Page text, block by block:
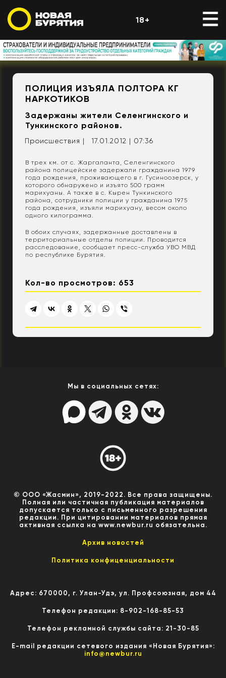
18+
ПОЛИЦИЯ ИЗЪЯЛА ПОЛТОРА КГ
НАРКОТИКОВ
Задержаны жители Селенгинского и
Тункинского районов.
Происшествия | 17.01.2012 | 07:36
В трех км. от с. Жаргаланта, Селенгинского
района полицейские задержали гражданина 1979
года рождения, проживающего в г. Гусиноозерск, у
которого обнаружено и изъято 500 грамм
марихуаны. А также в с. Кырен Тункинского
района, сотрудники полиции у гражданина 1975
года рождения, изъяли марихуану, весом около
одного килограмма.
В обоих случаях, задержанные доставлены в
территориальные отделы полиции. Проводится
расследование, сообщает пресс-служба УВО МВД
по республике Бурятия.
Кол-во просмотров: 653
Мы в социальных сетях:
© ООО «Жасмин», 2019-2022. Все права защищены.
Полная или частичная публикация материалов
допускается только с письменного разрешения
редакции. При цитировании материалов прямая
активная ссылка на www.newbur.ru обязательна.
Архив новостей
Политика конфиценциальности
Адрес: 670000, г. Улан-Удэ, ул. Профсоюзная, дом 44
Телефон редакции: 8-902-168-85-53
Телефон рекламной службы сайта: 21-30-85
E-mail редакции сетевого издания «Новая Бурятия»:
info@newbur.ru